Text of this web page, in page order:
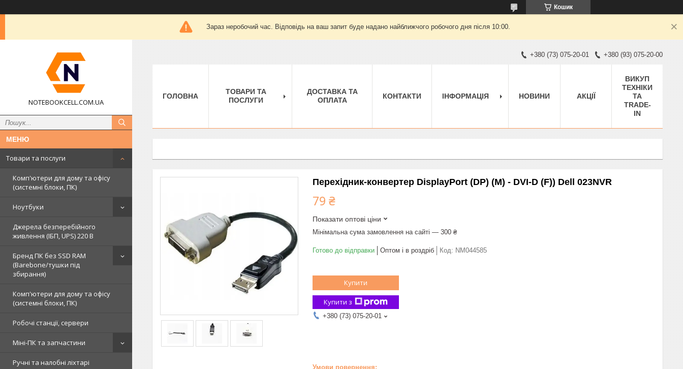
Кошик
Зараз неробочий час. Відповідь на ваш запит буде надано найближчого робочого дня після 10:00.
NOTEBOOKCELL.COM.UA
Товари та послуги
Комп'ютери для дому та офісу
(системні блоки, ПК)
Ноутбуки
Джерела безперебійного
живлення (ІБП, UPS) 220 В
Бренд ПК без SSD RAM
(Barebone/тушки під
збирання)
Комп'ютери для дому та офісу
(системні блоки, ПК)
Робочі станції, сервери
Міні-ПК та запчастини
Ручні та налобні ліхтарі
+380 (73) 075-20-01 +380 (93) 075-20-00
ГОЛОВНА
ТОВАРИ ТА
ПОСЛУГИ
ДОСТАВКА ТА
ОПЛАТА
КОНТАКТИ ІНФОРМАЦІЯ НОВИНИ АКЦІЇ
ВИКУП
ТЕХНІКИ
ТА
TRADE-
IN
Перехідник-конвертер DisplayPort (DP) (M) - DVI-D (F)) Dell 023NVR
79 ₴
Показати оптові ціни
Мінімальна сума замовлення на сайті — 300 ₴
Готово до відправки Оптом і в роздріб Код: NM044585
Купити
Купити з
+380 (73) 075-20-01